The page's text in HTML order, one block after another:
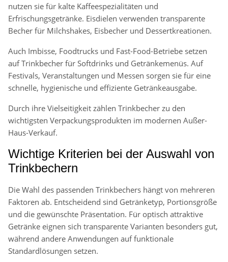
nutzen sie für kalte Kaffeespezialitäten und
Erfrischungsgetränke. Eisdielen verwenden transparente
Becher für Milchshakes, Eisbecher und Dessertkreationen.
Auch Imbisse, Foodtrucks und Fast-Food-Betriebe setzen
auf Trinkbecher für Softdrinks und Getränkemenüs. Auf
Festivals, Veranstaltungen und Messen sorgen sie für eine
schnelle, hygienische und effiziente Getränkeausgabe.
Durch ihre Vielseitigkeit zählen Trinkbecher zu den
wichtigsten Verpackungsprodukten im modernen Außer-
Haus-Verkauf.
Wichtige Kriterien bei der Auswahl von
Trinkbechern
Die Wahl des passenden Trinkbechers hängt von mehreren
Faktoren ab. Entscheidend sind Getränketyp, Portionsgröße
und die gewünschte Präsentation. Für optisch attraktive
Getränke eignen sich transparente Varianten besonders gut,
während andere Anwendungen auf funktionale
Standardlösungen setzen.